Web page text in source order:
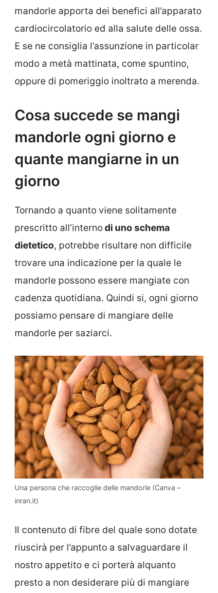
mandorle apporta dei benefici all’apparato
cardiocircolatorio ed alla salute delle ossa.
E se ne consiglia l’assunzione in particolar
modo a metà mattinata, come spuntino,
oppure di pomeriggio inoltrato a merenda.
Cosa succede se mangi
mandorle ogni giorno e
quante mangiarne in un
giorno
Tornando a quanto viene solitamente
prescritto all’internodi uno schema
dietetico, potrebbe risultare non difficile
trovare una indicazione per la quale le
mandorle possono essere mangiate con
cadenza quotidiana. Quindi si, ogni giorno
possiamo pensare di mangiare delle
mandorle per saziarci.
Una persona che raccoglie delle mandorle (Canva –
inran.it)
Il contenuto di fibre del quale sono dotate
riuscirà per l’appunto a salvaguardare il
nostro appetito e ci porterà alquanto
presto a non desiderare più di mangiare